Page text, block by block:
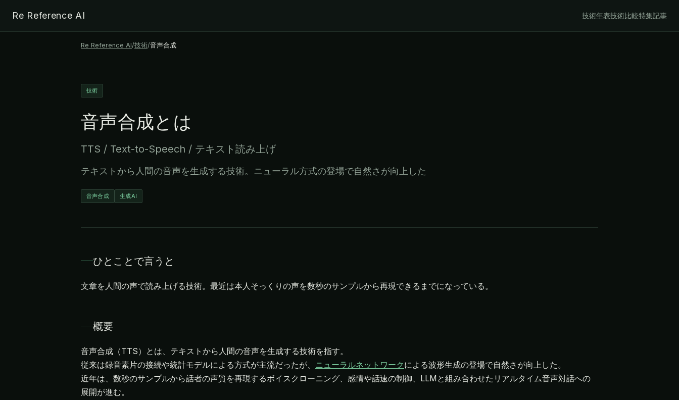
Re Reference AI 技術年表技術比較特集記事
Re Reference AI/技術/音声合成
技術
音声合成とは
TTS / Text-to-Speech / テキスト読み上げ
テキストから人間の音声を生成する技術。ニューラル方式の登場で自然さが向上した
音声合成 生成AI
ひとことで言うと
文章を人間の声で読み上げる技術。最近は本人そっくりの声を数秒のサンプルから再現できるまでになっている。
概要
音声合成（TTS）とは、テキストから人間の音声を生成する技術を指す。
従来は録音素片の接続や統計モデルによる方式が主流だったが、 ニューラルネットワーク による波形生成の登場で自然さが向上した。
近年は、数秒のサンプルから話者の声質を再現するボイスクローニング、感情や話速の制御、LLMと組み合わせたリアルタイム音声対話への
展開が進む。